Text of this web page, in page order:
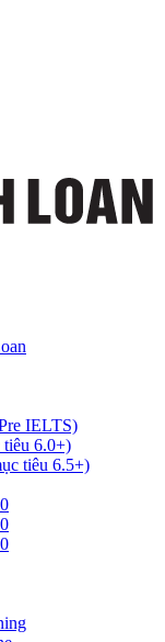
IELTS)
6.0+)
tiêu 6.5+)